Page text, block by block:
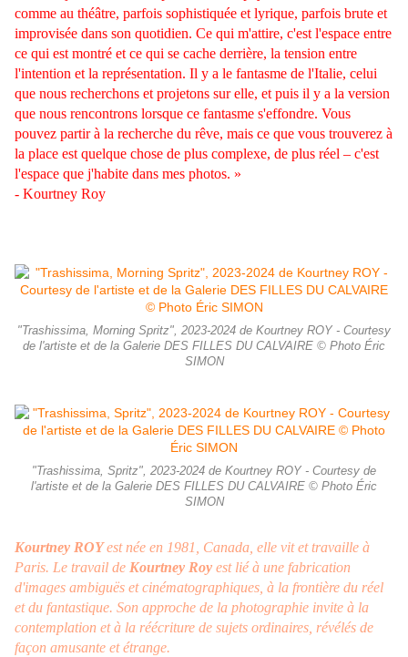
comme au théâtre, parfois sophistiquée et lyrique, parfois brute et
improvisée dans son quotidien. Ce qui m'attire, c'est l'espace entre
ce qui est montré et ce qui se cache derrière, la tension entre
l'intention et la représentation. Il y a le fantasme de l'Italie, celui
que nous recherchons et projetons sur elle, et puis il y a la version
que nous rencontrons lorsque ce fantasme s'effondre. Vous
pouvez partir à la recherche du rêve, mais ce que vous trouverez à
la place est quelque chose de plus complexe, de plus réel – c'est
l'espace que j'habite dans mes photos. »
- Kourtney Roy
"Trashissima, Morning Spritz", 2023-2024 de Kourtney ROY - Courtesy
de l'artiste et de la Galerie DES FILLES DU CALVAIRE © Photo Éric
SIMON
"Trashissima, Spritz", 2023-2024 de Kourtney ROY - Courtesy de
l'artiste et de la Galerie DES FILLES DU CALVAIRE © Photo Éric
SIMON
Kourtney ROYest née en 1981, Canada, elle vit et travaille à
Paris. Le travail de Kourtney Roy est lié à une fabrication
d'images ambiguës et cinématographiques, à la frontière du réel
et du fantastique. Son approche de la photographie invite à la
contemplation et à la réécriture de sujets ordinaires, révélés de
façon amusante et étrange.